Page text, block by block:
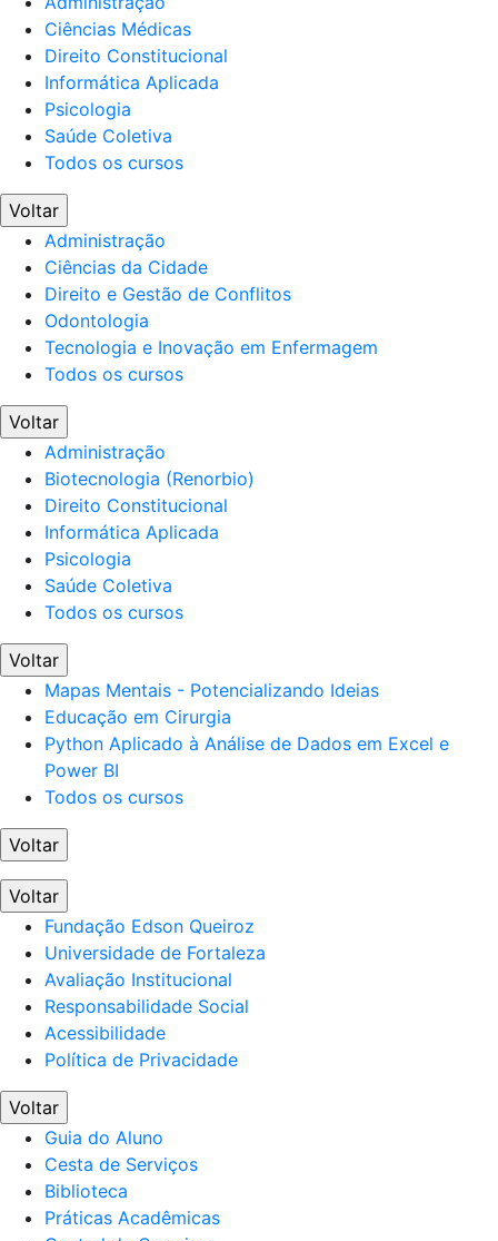
Ciências Médicas
Direito Constitucional
Informática Aplicada
Psicologia
Saúde Coletiva
Todos os cursos
Voltar
Administração
Ciências da Cidade
Direito e Gestão de Conflitos
Odontologia
Tecnologia e Inovação em Enfermagem
Todos os cursos
Voltar
Administração
Biotecnologia (Renorbio)
Direito Constitucional
Informática Aplicada
Psicologia
Saúde Coletiva
Todos os cursos
Voltar
Mapas Mentais - Potencializando Ideias
Educação em Cirurgia
Python Aplicado à Análise de Dados em Excel e
Power BI
Todos os cursos
Voltar
Voltar
Fundação Edson Queiroz
Universidade de Fortaleza
Avaliação Institucional
Responsabilidade Social
Acessibilidade
Política de Privacidade
Voltar
Guia do Aluno
Cesta de Serviços
Biblioteca
Práticas Acadêmicas